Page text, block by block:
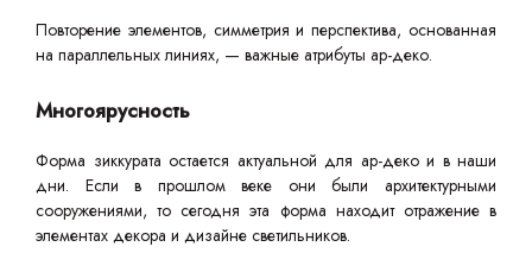
Повторение элементов, симметрия и перспектива, основанная
на параллельных линиях, — важные атрибуты ар-деко.
Многоярусность
Форма зиккурата остается актуальной для ар-деко и в наши
дни. Если в прошлом веке они были архитектурными
сооружениями, то сегодня эта форма находит отражение в
элементах декора и дизайне светильников.